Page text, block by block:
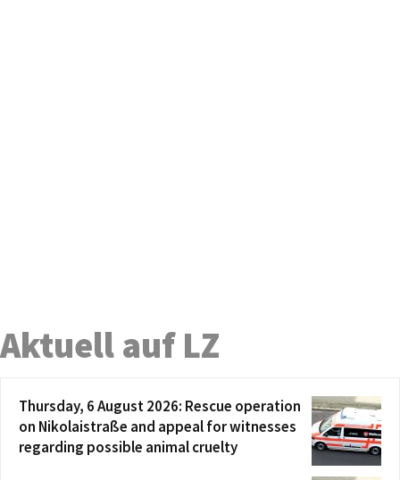
Aktuell auf LZ
Thursday, 6 August 2026: Rescue operation
on Nikolaistraße and appeal for witnesses
regarding possible animal cruelty